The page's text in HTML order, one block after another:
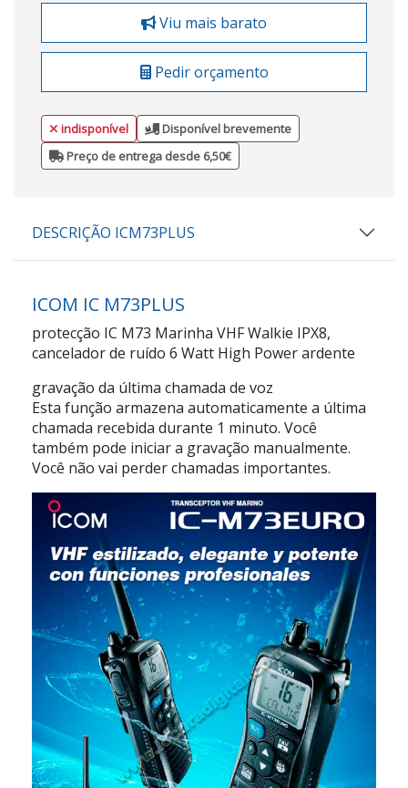
Viu mais barato
Pedir orçamento
indisponível
Disponível brevemente
Preço de entrega desde 6,50€
DESCRIÇÃO ICM73PLUS
ICOM IC M73PLUS
protecção IC M73 Marinha VHF Walkie IPX8,
cancelador de ruído 6 Watt High Power ardente
gravação da última chamada de voz
Esta função armazena automaticamente a última
chamada recebida durante 1 minuto. Você
também pode iniciar a gravação manualmente.
Você não vai perder chamadas importantes.